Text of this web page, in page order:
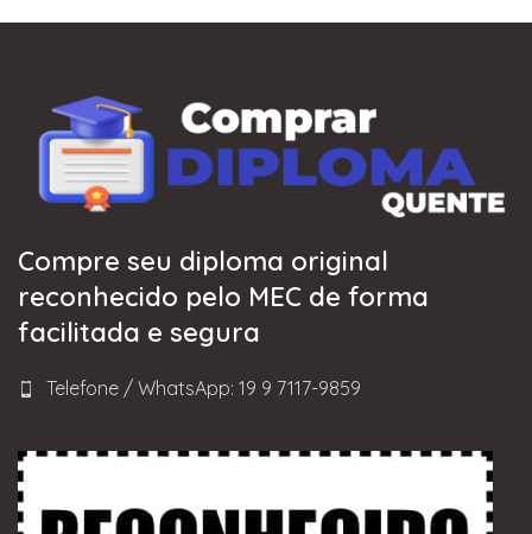
Compre seu diploma original
reconhecido pelo MEC de forma
facilitada e segura
Telefone / WhatsApp: 19 9 7117-9859